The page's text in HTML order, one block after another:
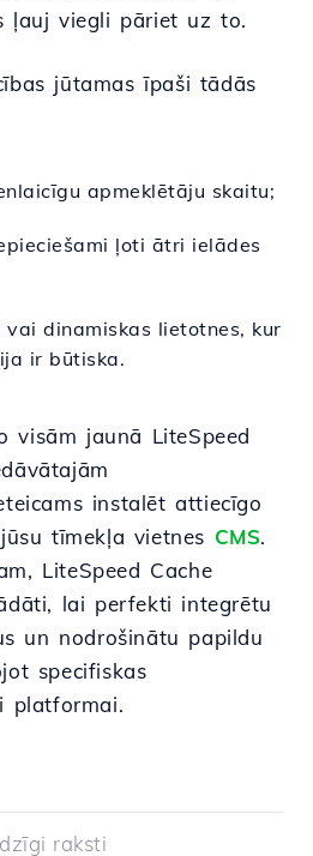
ļauj viegli pāriet uz to.
jūtamas īpaši tādās
apmeklētāju skaitu;
ļoti ātri ielādes
dinamiskas lietotnes, kur
ir būtiska.
visām jaunā LiteSpeed
instalēt attiecīgo
tīmekļa vietnes CMS.
LiteSpeed Cache
lai perfekti integrētu
un nodrošinātu papildu
specifiskas
platformai.
raksti